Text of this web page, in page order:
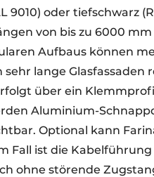
9010) oder tiefschwarz
von bis zu 6000
Aufbaus können
lange Glasfassaden
über ein
Aluminium-
Optional kann
Fall ist die
ohne störende